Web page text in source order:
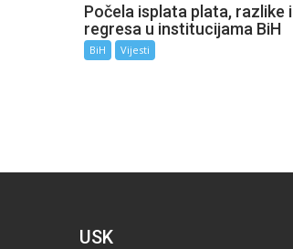
Počela isplata plata, razlike i
regresa u institucijama BiH
BiH Vijesti
USK